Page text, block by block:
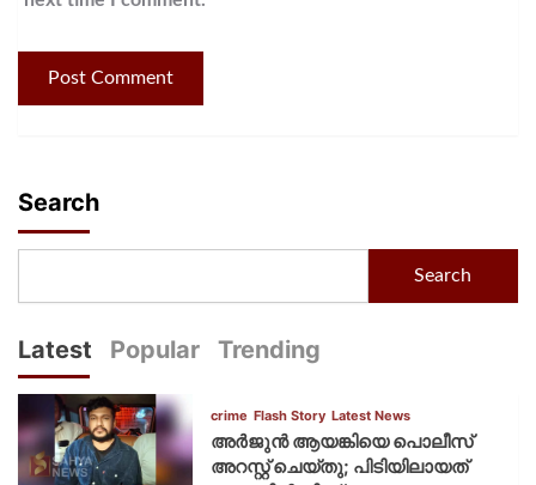
Search
Search
Latest Popular Trending
crime Flash Story Latest News
അർജുൻ ആയങ്കിയെ പൊലീസ്
അറസ്റ്റ് ചെയ്‌തു; പിടിയിലായത്